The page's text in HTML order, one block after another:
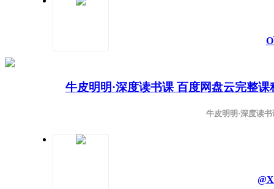
牛皮明明·深度读书课 百度网盘云完整
牛皮明明·深度读